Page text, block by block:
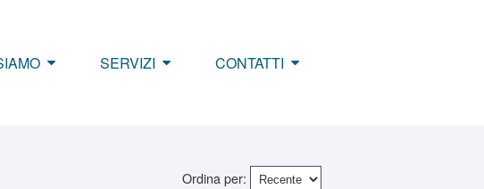
SERVIZI CONTATTI
Ordina per: